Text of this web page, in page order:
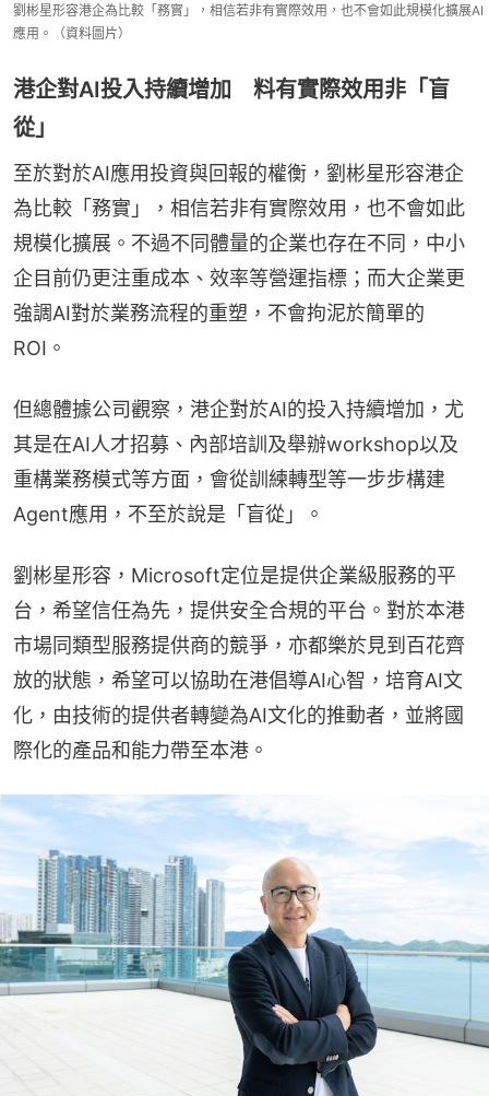
劉彬星形容港企為比較「務實」，相信若非有實際效用，也不會如此規模化擴展AI
應用。（資料圖片）
港企對AI投入持續增加 料有實際效用非「盲
從」
至於對於AI應用投資與回報的權衡，劉彬星形容港企
為比較「務實」，相信若非有實際效用，也不會如此
規模化擴展。不過不同體量的企業也存在不同，中小
企目前仍更注重成本、效率等營運指標；而大企業更
強調AI對於業務流程的重塑，不會拘泥於簡單的
ROI。
但總體據公司觀察，港企對於AI的投入持續增加，尤
其是在AI人才招募、內部培訓及舉辦workshop以及
重構業務模式等方面，會從訓練轉型等一步步構建
Agent應用，不至於說是「盲從」。
劉彬星形容，Microsoft定位是提供企業級服務的平
台，希望信任為先，提供安全合規的平台。對於本港
市場同類型服務提供商的競爭，亦都樂於見到百花齊
放的狀態，希望可以協助在港倡導AI心智，培育AI文
化，由技術的提供者轉變為AI文化的推動者，並將國
際化的產品和能力帶至本港。